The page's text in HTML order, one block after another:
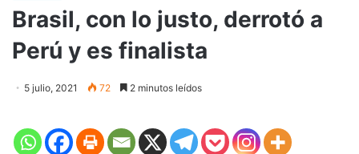
Brasil, con lo justo, derrotó a
Perú y es finalista
5 julio, 2021 72 2 minutos leídos